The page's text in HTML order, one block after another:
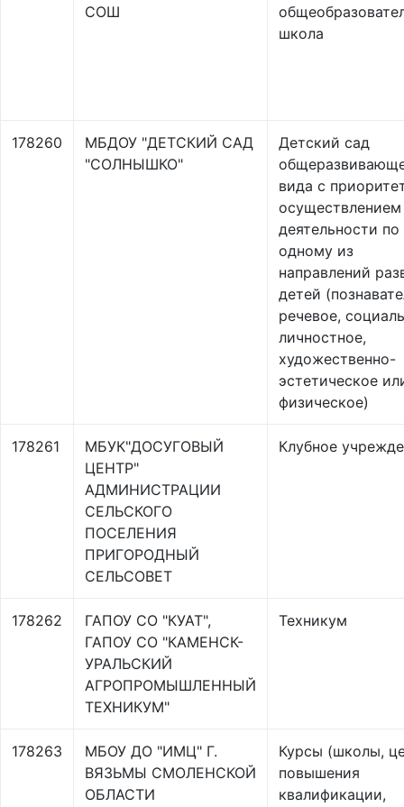
СОШ
школа
178260
МБДОУ "ДЕТСКИЙ САД
"СОЛНЫШКО"
Детский сад
вида с
осуществлением
деятельности по
одному из
направлений
детей
речевое,
личностное,
художественно-
эстетическое
физическое)
178261
МБУК"ДОСУГОВЫЙ
ЦЕНТР"
АДМИНИСТРАЦИИ
СЕЛЬСКОГО
ПОСЕЛЕНИЯ
ПРИГОРОДНЫЙ
СЕЛЬСОВЕТ
Клубное
178262
ГАПОУ СО "КУАТ",
ГАПОУ СО "КАМЕНСК-
УРАЛЬСКИЙ
АГРОПРОМЫШЛЕННЫЙ
ТЕХНИКУМ"
Техникум
178263
МБОУ ДО "ИМЦ" Г.
ВЯЗЬМЫ СМОЛЕНСКОЙ
ОБЛАСТИ
Курсы (школы,
повышения
квалификации,